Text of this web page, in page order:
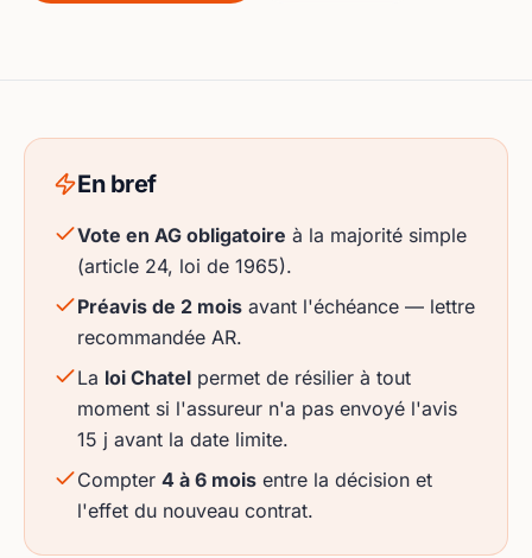
En bref
Vote en AG obligatoire à la majorité simple
(article 24, loi de 1965).
Préavis de 2 mois avant l'échéance — lettre
recommandée AR.
La loi Chatel permet de résilier à tout
moment si l'assureur n'a pas envoyé l'avis
15 j avant la date limite.
Compter 4 à 6 mois entre la décision et
l'effet du nouveau contrat.